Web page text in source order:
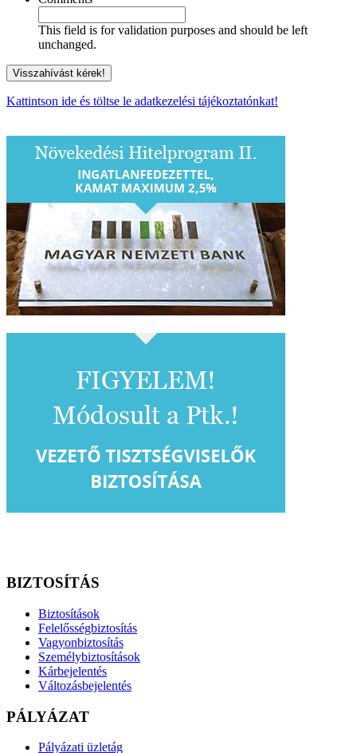
This field is for validation purposes and should be left
unchanged.
Kattintson ide és töltse le adatkezelési tájékoztatónkat!
BIZTOSÍTÁS
Biztosítások
Felelősségbiztosítás
Vagyonbiztosítás
Személybiztosítások
Kárbejelentés
Változásbejelentés
PÁLYÁZAT
Pályázati üzletág